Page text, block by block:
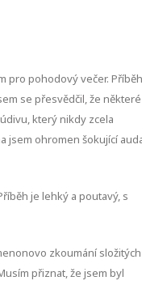
pro pohodový večer. Příběh
se přesvědčil, že některé
který nikdy zcela
jsem ohromen šokující
je lehký a poutavý, s
zkoumání složitých
přiznat, že jsem byl